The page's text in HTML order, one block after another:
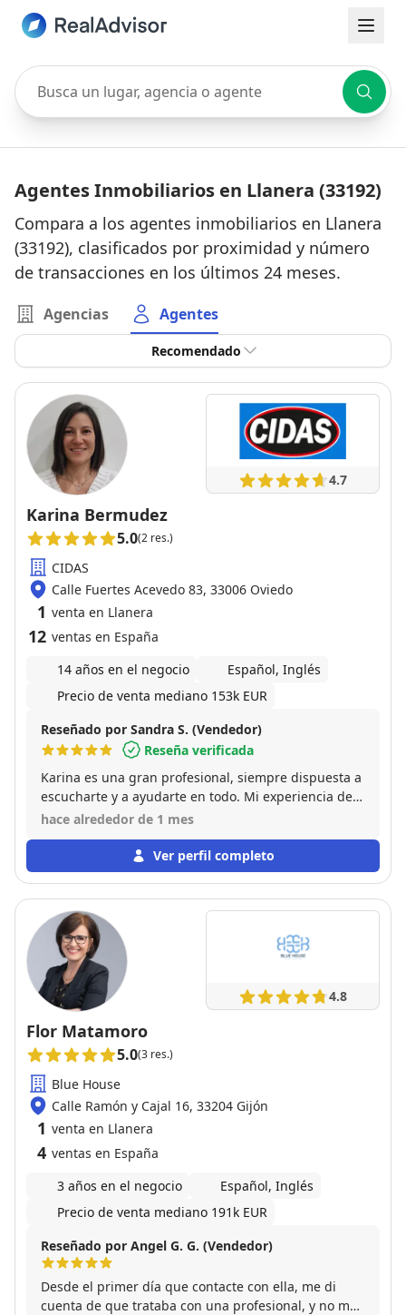
Busca un lugar, agencia o agente
Agentes Inmobiliarios en Llanera (33192)
Compara a los agentes inmobiliarios en Llanera
(33192), clasificados por proximidad y número
de transacciones en los últimos 24 meses.
Agencias Agentes
Recomendado
4.7
Karina Bermudez
5.0(2 res.)
CIDAS
Calle Fuertes Acevedo 83, 33006 Oviedo
1 venta en Llanera
12 ventas en España
14 años en el negocio
Español, Inglés
Precio de venta mediano 153k EUR
Reseñado por Sandra S. (Vendedor)
Reseña verificada
Karina es una gran profesional, siempre dispuesta a
escucharte y a ayudarte en todo. Mi experiencia de
venta de piso con ella ha sido excelente. Altamente
hace alrededor de 1 mes
Ver perfil completo
4.8
Flor Matamoro
5.0(3 res.)
Blue House
Calle Ramón y Cajal 16, 33204 Gijón
1 venta en Llanera
4 ventas en España
3 años en el negocio
Español, Inglés
Precio de venta mediano 191k EUR
Reseñado por Angel G. G. (Vendedor)
Desde el primer día que contacte con ella, me di
cuenta de que trataba con una profesional, y no me